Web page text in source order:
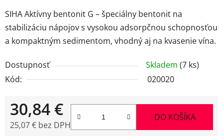
SIHA Aktívny bentonit G – špeciálny bentonit na
stabilizáciu nápojov s vysokou adsorpčnou schopnosťou
a kompaktným sedimentom, vhodný aj na kvasenie vína.
Dostupnosť Skladem (7 ks)
Kód:
020020
30,84 €
25,07 € bez DPH
DO KOŠÍKA